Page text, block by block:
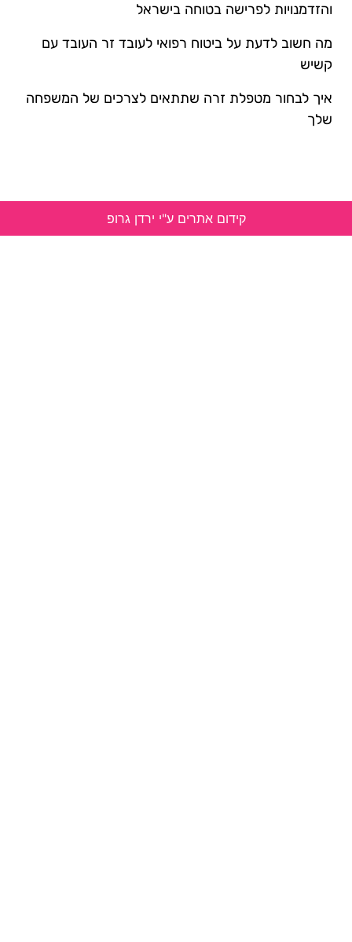
והזדמנויות לפרישה בטוחה בישראל
מה חשוב לדעת על ביטוח רפואי לעובד זר העובד עם
קשיש
איך לבחור מטפלת זרה שתתאים לצרכים של המשפחה
שלך
קידום אתרים ע"י ירדן גרופ